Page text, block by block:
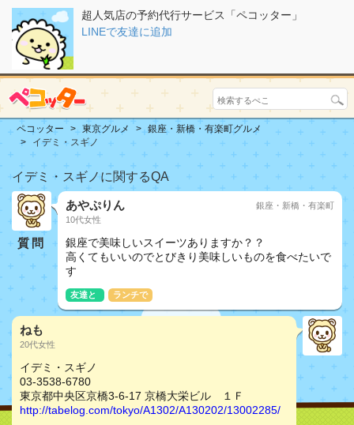
超人気店の予約代行サービス「ペコッター」
LINEで友達に追加
ペコッター 東京グルメ
銀座・新橋・有楽町グルメ
イデミ・スギノ
イデミ・スギノに関するQA
質問
あやぷりん
10代女性
銀座・新橋・有楽町
銀座で美味しいスイーツありますか？？
高くてもいいのでとびきり美味しいものを食べたいで
す
友達と ランチで
ねも
20代女性
イデミ・スギノ
03-3538-6780
東京都中央区京橋3-6-17 京橋大栄ビル １Ｆ
http://tabelog.com/tokyo/A1302/A130202/13002285/